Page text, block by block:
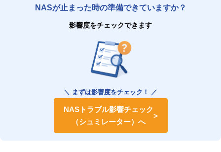
NASが止まった時の準備できていますか？
影響度をチェックできます
＼ まずは影響度をチェック！ ／
NASトラブル影響チェック
（シュミレーター）へ